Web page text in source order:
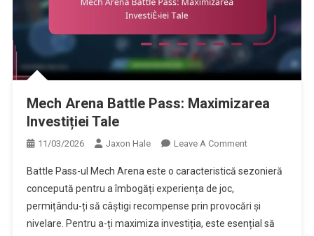
Mech Arena Battle Pass: Maximizarea
Investiției Tale
11/03/2026 Jaxon Hale Leave A CommentOn
Arena
Pass:
Maximizarea
Battle Pass-ul Mech Arena este o caracteristică sezonieră
concepută pentru a îmbogăți experiența de joc,
permițându-ți să câștigi recompense prin provocări și
nivelare. Pentru a-ți maximiza investiția, este esențial să